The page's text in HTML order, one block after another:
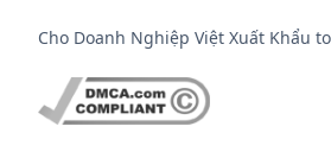
Cho Doanh Nghiệp Việt Xuất Khẩu